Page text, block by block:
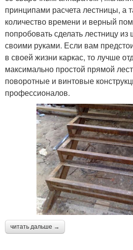
принципами расчета лестницы, а
количество времени и верный
попробовать сделать лестницу
своими руками. Если вам
в своей жизни каркас, то лучше
максимально простой прямой
поворотные и винтовые
профессионалов.
читать дальше →